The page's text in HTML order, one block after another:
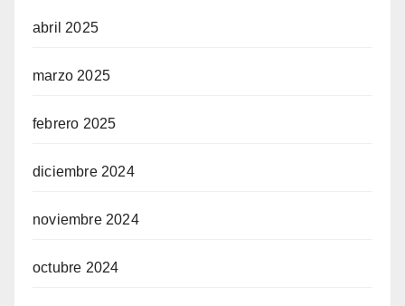
abril 2025
marzo 2025
febrero 2025
diciembre 2024
noviembre 2024
octubre 2024